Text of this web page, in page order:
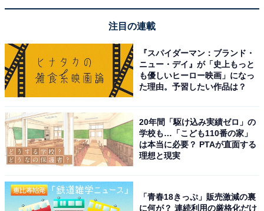
注目の連載
『スパイダーマン：ブランド・
ニュー・デイ』が「史上もっと
も優しいヒーロー映画」になっ
た理由。予習したい作品は？
20年間「駆け込み実績ゼロ」の
学校も…「こども110番の家」
は本当に必要？ PTAが直面する
理想と現実
「青春18きっぷ」販売激減の裏
に何が？ 連続利用の厳格化だけ